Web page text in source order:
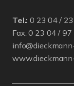
Tel.: 0 23 04 /
Fax: 0 23 04 / 97